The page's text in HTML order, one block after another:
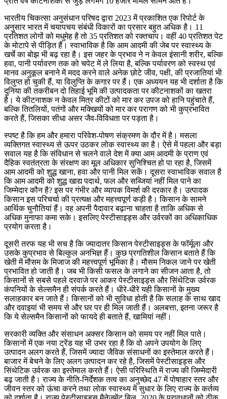
भारतीय चिकत्सा अनुसंधान परिषद द्वारा 2023 में प्रकाशित एक रिपोर्ट के
अनुसार भारत में चयापचय संबंधी विकारों का प्रसार बहुत अधिक है। 11
प्रतिशत लोगों को मधुमेह है तो 35 प्रतिशत को रक्तचाप। वहीं 40 प्रतिशत पेट
के मोटापे से पीड़ित हैं। स्वाभाविक है कि आम आदमी की जेब पर स्वास्थ्य के
खर्चे का बोझ भी बढ़ रहा है। इस जहर के प्रभाव ने न केवल इंसानी शरीर, बल्कि
हवा, पानी पर्यावरण तक को चपेट में ले लिया है, बल्कि पर्यावरण को स्वस्थ एवं
मानव अनुकूल बनाने में मदद करने वाले अनेक छोटे जीव, पक्षी, की प्रजातियां भी
विलुप्त हो चुकी हैं, या विलुप्ति के कगार पर हैं। एक अध्ययन यह भी दर्शाता है कि
दुनिया की तकरीबन दो तिहाई भूमि की उत्पादकता पर कीटनाशकों का खतरा
है। ये कीटनाशक न केवल मित्र कीटों को मार कर उपज को हानि पहुंचाते हैं,
बल्कि तितलियों, पतंगों और मक्खियों को मार कर परागण को भी कुप्रभावित
करते हैं, जिसका सीधा असर जैव-विविधता पर पड़ता है।
स्पष्ट है कि हम और हमारा परिवेश-पोषण संक्रमण के दौर में है। मसला
व्यक्तिगत स्वास्थ्य से ऊपर उठकर लोक स्वास्थ्य का है। ऐसे में पहला और बड़ा
सवाल यह है कि संविधान से चलने वाले देश में क्या आम आदमी के प्राण एवं
दैहिक स्वतंत्रता के संरक्षण का मूल अधिकार सुनिश्चित हो पा रहा है, जिसमें
आम आदमी को शुद्ध खाना, हवा और पानी मिल सकें। दूसरा स्वाभाविक सवाल है
कि आम आदमी को शुद्ध खाद्य पदार्थ, फल और सब्जियां नहीं मिल पाने का
जिम्मेदार कौन है? इस पर गंभीर और व्यापक विमर्श की दरकार है। उत्पादक
किसान इस परिचर्चा की प्रत्यक्ष और महत्त्वपूर्ण कड़ी है। किसान के सामने
आर्थिक चुनौतियां हैं। वह अपनी पैदावार बढ़ाना चाहता है ताकि अधिक से
अधिक मुनाफा कमा सके। इसलिए पेस्टीसाइड्स और उर्वरकों का अधिकाधिक
प्रयोग करता है।
दूसरी तरफ यह भी सच है कि ज्यादातर किसान पेस्टीसाइड्स के फॉर्मूला और
उसके कुप्रभाव से बिल्कुल अनभिज्ञ हैं। कुछ प्रगतिशील किसान बताते हैं कि
खेती में मौसम के मिजाज की महत्त्वपूर्ण भूमिका है। मौसम निकल जाने पर खेती
प्रभावित हो जाती है। जब भी किसी फसल के लगाने का सीजन आता है, तो
किसानों से सबसे पहले दरवाजे पर आकर पेस्टीसाइड्स और सिंथेटिक उर्वरक
कंपनियों के सेल्समैन ही संपर्क करते हैं। धीरे-धीरे यही किसानों के मुख्य
सलाहकार बन जाते हैं। किसानों को भी सुविधा होती है कि सलाह के साथ खाद
और दवाइयां भी समय से और घर पर ही मिल जाती हैं। अलबत्ता, इतना जरूर है
कि ये सेल्समैन किसानों को फायदे ही बताते हैं, खामियां नहीं।
सरकारी व्यक्ति और संसाधन अक्सर किसान को समय पर नहीं मिल पाते।
किसानों में एक नया ट्रेंड यह भी उभर रहा है कि वो अपने उपयोग के लिए
उत्पादन अलग करते हैं, जिसमें ज्यादा जैविक संसाधनों का इस्तेमाल करते हैं।
बाजार में बेचने के लिए अलग उत्पादन कर रहे है, जिसमें पेस्टीसाइड्स और
सिंथेटिक उर्वरक का इस्तेमाल करते हैं। ऐसी परिस्थिति में राज्य की जिम्मेदारी
बढ़ जाती है। राज्य के नीति-निर्देशक तत्व का अनुच्छेद 47 में पोषाहार स्तर और
जीवन स्तर को ऊंचा करने तथा लोक स्वास्थ्य में सुधार के लिए राज्य के कर्तव्य